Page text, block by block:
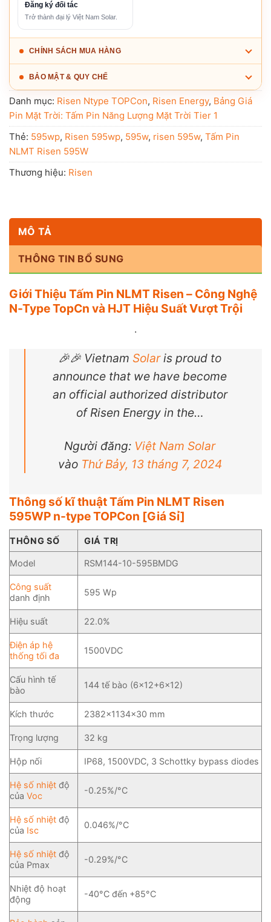
Đăng ký đối tác
Trở thành đại lý Việt Nam Solar.
CHÍNH SÁCH MUA HÀNG
BẢO MẬT & QUY CHẾ
Danh mục: Risen Ntype TOPCon, Risen Energy, Bảng Giá
Pin Mặt Trời: Tấm Pin Năng Lượng Mặt Trời Tier 1
Thẻ: 595wp, Risen 595wp, 595w, risen 595w, Tấm Pin
NLMT Risen 595W
Thương hiệu: Risen
MÔ TẢ
THÔNG TIN BỔ SUNG
Giới Thiệu Tấm Pin NLMT Risen – Công Nghệ
N-Type TopCn và HJT Hiệu Suất Vượt Trội
.
🎉🎉 Vietnam Solaris proud to
announce that we have become
an official authorized distributor
of Risen Energy in the…
Người đăng: Việt Nam Solar
vào Thứ Bảy, 13 tháng 7, 2024
Thông số kĩ thuật Tấm Pin NLMT Risen
595WP n-type TOPCon [Giá Sỉ]
THÔNG SỐ GIÁ TRỊ
Model RSM144-10-595BMDG
Công suất
danh định
595 Wp
Hiệu suất 22.0%
Điện áp hệ
thống tối đa
1500VDC
Cấu hình tế
bào
144 tế bào (6×12+6×12)
Kích thước 2382×1134×30 mm
Trọng lượng 32 kg
Hộp nối IP68, 1500VDC, 3 Schottky bypass diodes
Hệ số nhiệt độ
của Voc
-0.25%/°C
Hệ số nhiệt độ
của Isc
0.046%/°C
Hệ số nhiệt độ
của Pmax
-0.29%/°C
Nhiệt độ hoạt
động
-40°C đến +85°C